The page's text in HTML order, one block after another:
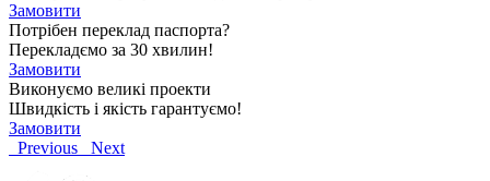
Замовити
Потрібен переклад паспорта?
Перекладємо за 30 хвилин!
Замовити
Виконуємо великі проекти
Швидкість і якість гарантуємо!
Замовити
Previous
Next